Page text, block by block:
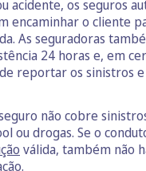
acidente, os seguros
encaminhar o cliente
As seguradoras
24 horas e, em
reportar os sinistros
não cobre
ou drogas. Se o
válida, também não